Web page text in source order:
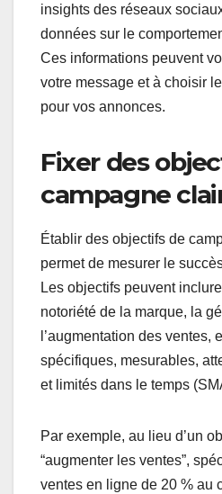
insights des réseaux
données sur le
Ces informations peuvent
votre message et à choisir
pour vos annonces.
Fixer des
campagne
Établir des objectifs de
permet de mesurer le
Les objectifs peuvent
notoriété de la marque, la
l’augmentation des ventes,
spécifiques, mesurables,
et limités dans le temps
Par exemple, au lieu d’un
“augmenter les ventes”,
ventes en ligne de 20 % au